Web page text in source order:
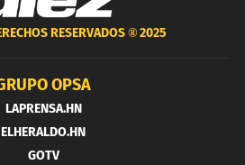
RESERVADOS ®2025
OPSA
LAPRENSA.HN
ELHERALDO.HN
GOTV